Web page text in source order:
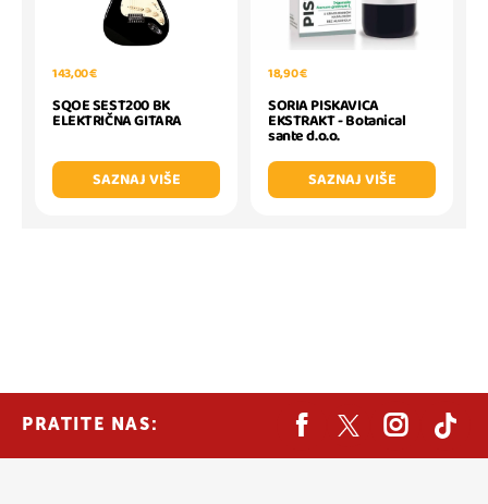
143,00 €
SQOE SEST200 BK
ELEKTRIČNA GITARA
SAZNAJ VIŠE
18,90 €
SORIA PISKAVICA
EKSTRAKT - Botanical
sante d.o.o.
SAZNAJ VIŠE
PRATITE NAS: